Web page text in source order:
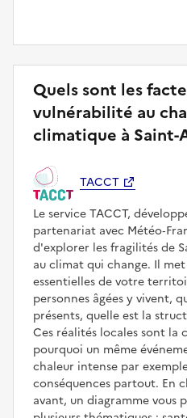
Quels sont les
vulnérabilité au
climatique à Saint-
TACCT
Le service TACCT,
partenariat avec
d'explorer les fragilités de
au climat qui change. Il
essentielles de votre
personnes âgées y vivent,
présents, quelle est la
Ces réalités locales sont la
pourquoi un même
chaleur intense par
conséquences partout. En
avant, un diagramme vous